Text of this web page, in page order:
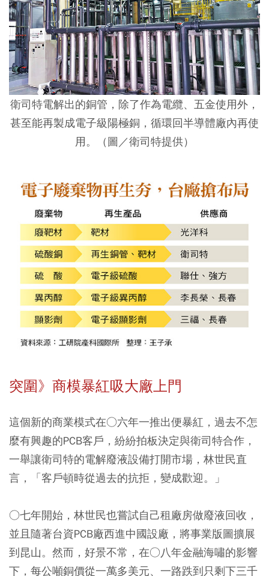
衛司特電解出的銅管，除了作為電纜、五金使用外，
甚至能再製成電子級陽極銅，循環回半導體廠內再使
用。（圖／衛司特提供）
突圍》商模暴紅吸大廠上門
這個新的商業模式在○六年一推出便暴紅，過去不怎
麼有興趣的PCB客戶，紛紛拍板決定與衛司特合作，
一舉讓衛司特的電解廢液設備打開市場，林世民直
言，「客戶頓時從過去的抗拒，變成歡迎。」
○七年開始，林世民也嘗試自己租廠房做廢液回收，
並且隨著台資PCB廠西進中國設廠，將事業版圖擴展
到昆山。然而，好景不常，在○八年金融海嘯的影響
下，每公噸銅價從一萬多美元、一路跌到只剩下三千